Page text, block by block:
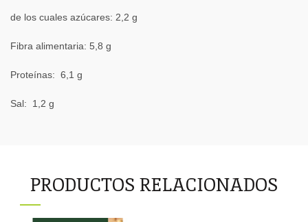
de los cuales azúcares: 2,2 g
Fibra alimentaria: 5,8 g
Proteínas: 6,1 g
Sal: 1,2 g
PRODUCTOS RELACIONADOS